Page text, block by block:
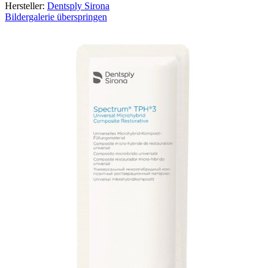
Hersteller: Dentsply Sirona
Bildergalerie überspringen